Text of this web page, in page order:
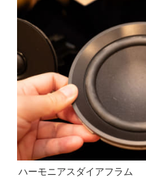
ハーモニアスダイアフラム